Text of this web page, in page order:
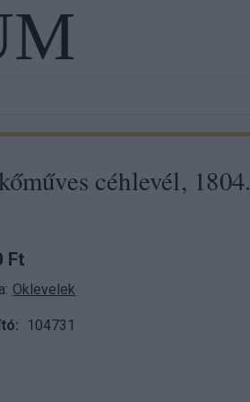
céhlevél, 1804.
Ft
Oklevelek
104731